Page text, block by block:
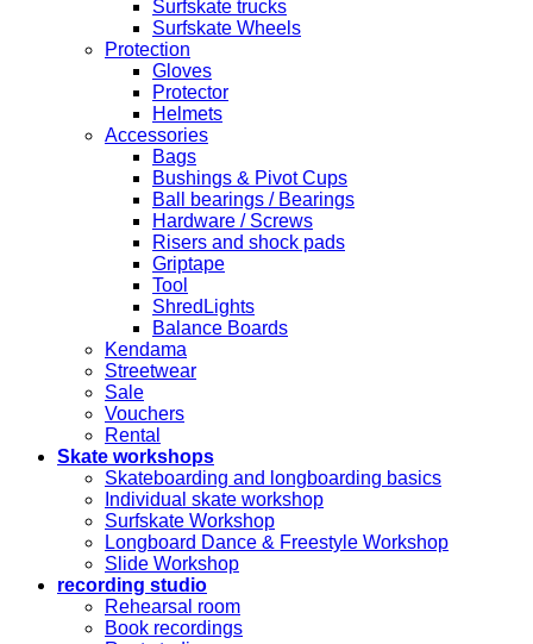
Surfskate trucks
Surfskate Wheels
Protection
Gloves
Protector
Helmets
Accessories
Bags
Bushings & Pivot Cups
Ball bearings / Bearings
Hardware / Screws
Risers and shock pads
Griptape
Tool
ShredLights
Balance Boards
Kendama
Streetwear
Sale
Vouchers
Rental
Skate workshops
Skateboarding and longboarding basics
Individual skate workshop
Surfskate Workshop
Longboard Dance & Freestyle Workshop
Slide Workshop
recording studio
Rehearsal room
Book recordings